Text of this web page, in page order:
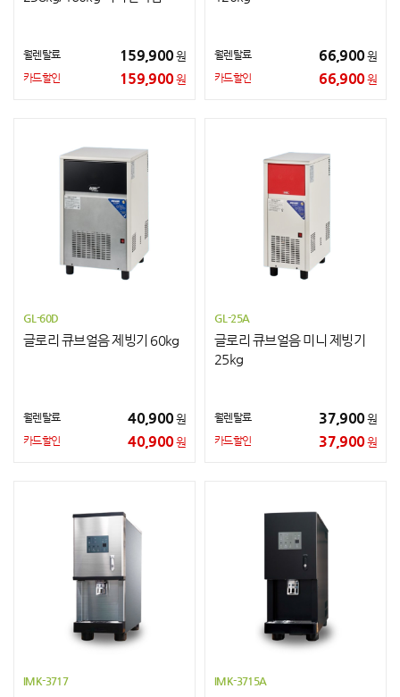
월렌탈료 159,900원
카드할인 159,900원
월렌탈료 66,900원
카드할인 66,900원
GL-60D
글로리 큐브얼음 제빙기 60kg
월렌탈료 40,900원
카드할인 40,900원
GL-25A
글로리 큐브얼음 미니 제빙기
25kg
월렌탈료 37,900원
카드할인 37,900원
IMK-3717 IMK-3715A